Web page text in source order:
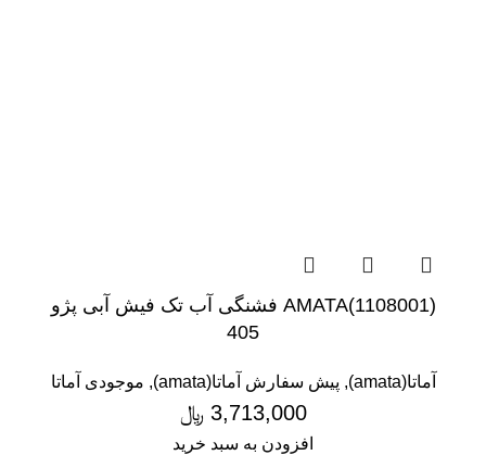
(1108001)AMATA فشنگی آب تک فیش آبی پژو
405
آماتا(amata) , پیش سفارش آماتا(amata) , موجودی آماتا
3,713,000 ﷼
افزودن به سبد خرید